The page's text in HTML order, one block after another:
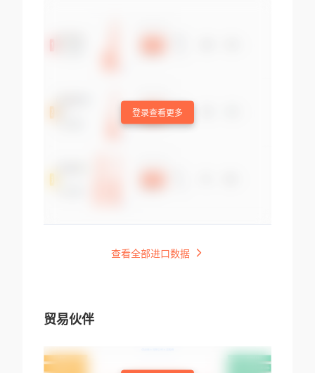
登录查看更多
查看全部进口数据
贸易伙伴